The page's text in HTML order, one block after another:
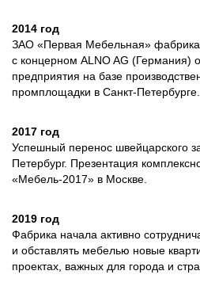
2014 год
ЗАО «Первая Мебельная» фабрика
с концерном ALNO AG (Германия)
предприятия на базе
промплощадки в Санкт-­Петербурге.
2017 год
Успешный перенос швейцарского
Петербург. Презентация
«Мебель‑2017» в Москве.
2019 год
Фабрика начала активно
и обставлять мебелью новые
проектах, важных для города и